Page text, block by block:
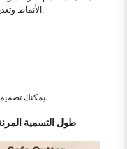
الأنماط وتعديل النص وإنشاء التسميات دون فتح جهاز كمبيوتر.
يمكنك تصميمه بسرعة من هاتفك وطباعته عندما تضرب الفكرة.
4. طول التسمية